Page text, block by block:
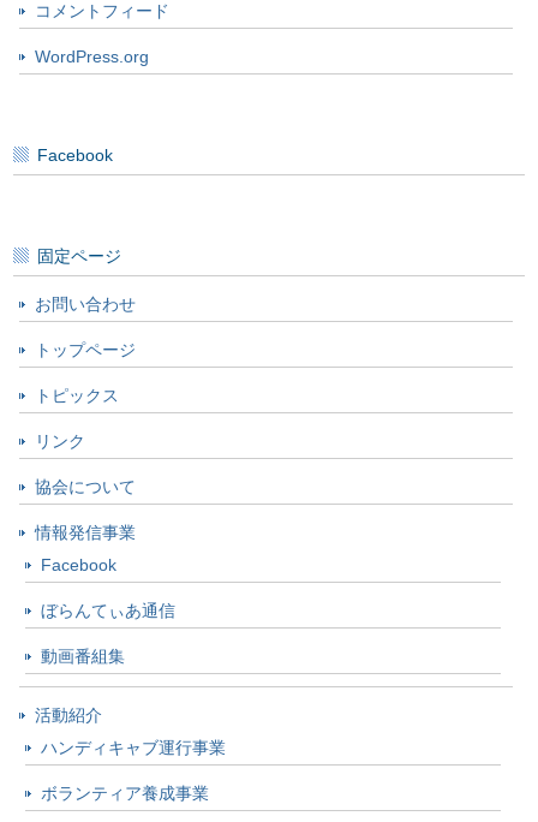
コメントフィード
WordPress.org
Facebook
固定ページ
お問い合わせ
トップページ
トピックス
リンク
協会について
情報発信事業
Facebook
ぼらんてぃあ通信
動画番組集
活動紹介
ハンディキャブ運行事業
ボランティア養成事業